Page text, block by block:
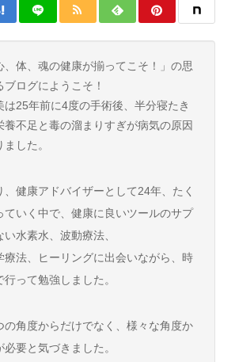
、体、魂の健康が揃ってこそ！」の思
ログにようこそ！
は25年前に4度の手術後、半分寝たき
養不足と毒の溜まりすぎが病気の原因
した。
、健康アドバイザーとして24年、たく
ていく中で、健康に良いツールのサプ
水素水、波動療法、
療法、ヒーリングに出会いながら、時
って勉強しました。
の角度からだけでなく、様々な角度か
要と気づきました。